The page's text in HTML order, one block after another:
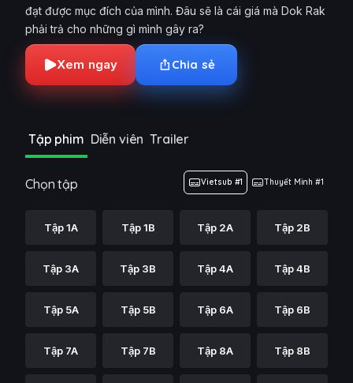
đạt được mục đích của mình. Đâu sẽ là cái giá mà Dok Rak
phải trả cho những gì mình gây ra?
Xem ngay Chia sẻ
Tập phim Diễn viên Trailer
Chọn tập Vietsub #1 Thuyết Minh #1
Tập 1A Tập 1B Tập 2A Tập 2B
Tập 3A Tập 3B Tập 4A Tập 4B
Tập 5A Tập 5B Tập 6A Tập 6B
Tập 7A Tập 7B Tập 8A Tập 8B